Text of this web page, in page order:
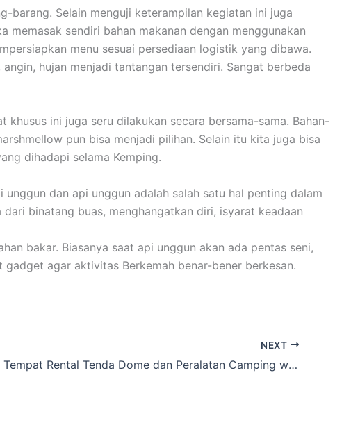
barang. Selain menguji keterampilan kegiatan ini juga
sendiri bahan makanan dengan menggunakan
menu sesuai persediaan logistik yang dibawa.
hujan menjadi tantangan tersendiri. Sangat berbeda
ini juga seru dilakukan secara bersama-sama. Bahan-
pun bisa menjadi pilihan. Selain itu kita juga bisa
dihadapi selama Kemping.
dan api unggun adalah salah satu hal penting dalam
binatang buas, menghangatkan diri, isyarat keadaan
bakar. Biasanya saat api unggun akan ada pentas seni,
agar aktivitas Berkemah benar-bener berkesan.
NEXT
Info Tempat Rental Tenda Dome dan Peralatan Camping wilayah Hegarsari, Banjar